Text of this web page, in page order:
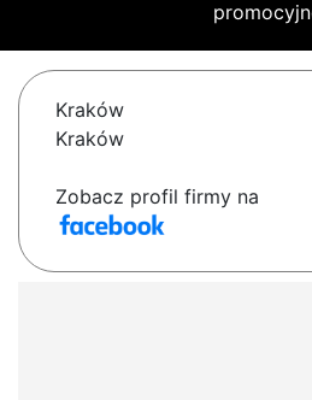
Kraków
Kraków
Zobacz profil firmy na